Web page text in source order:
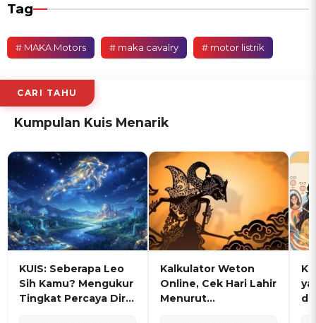
Tag
# MAKA Motors # maka cavalry # motor listrik
CARI TAHU
Kumpulan Kuis Menarik
KUIS: Seberapa Leo
Sih Kamu? Mengukur
Tingkat Percaya Diri
Kalkulator Weton
Online, Cek Hari Lahir
Menurut